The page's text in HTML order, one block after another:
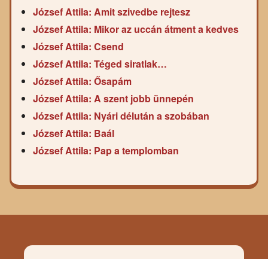
József Attila: Amit szivedbe rejtesz
József Attila: Mikor az uccán átment a kedves
József Attila: Csend
József Attila: Téged siratlak…
József Attila: Ősapám
József Attila: A szent jobb ünnepén
József Attila: Nyári délután a szobában
József Attila: Baál
József Attila: Pap a templomban